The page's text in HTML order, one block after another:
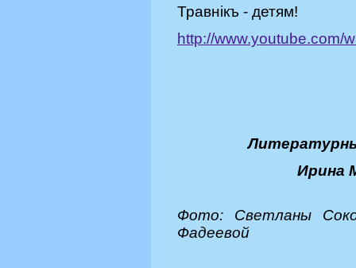
Травнiкъ - детям!
http://www.youtube.com/
Ирина
Фото:
Светланы
Фадеевой